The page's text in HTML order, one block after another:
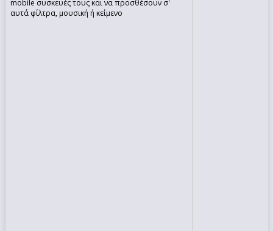
mobile συσκευές τους και να προσθέσουν σ'
αυτά φίλτρα, μουσική ή κείμενο